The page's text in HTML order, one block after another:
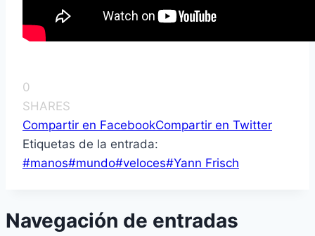
0
SHARES
Compartir en FacebookCompartir en Twitter
Etiquetas de la entrada:
#manos#mundo#veloces#Yann Frisch
Navegación de entradas